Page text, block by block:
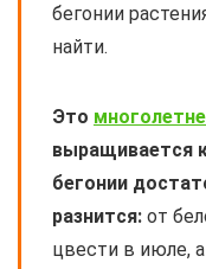
бегонии
найти.
Это
выращивается
бегонии
разнится: от
цвести в июле,